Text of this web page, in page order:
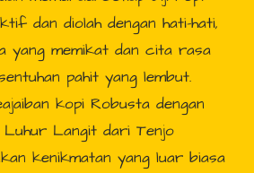
dan diolah dengan hati-hati,
yang memikat dan cita rasa
pahit yang lembut.
kopi Robusta dengan
Luhur Langit dari Tenjo
kenikmatan yang luar biasa